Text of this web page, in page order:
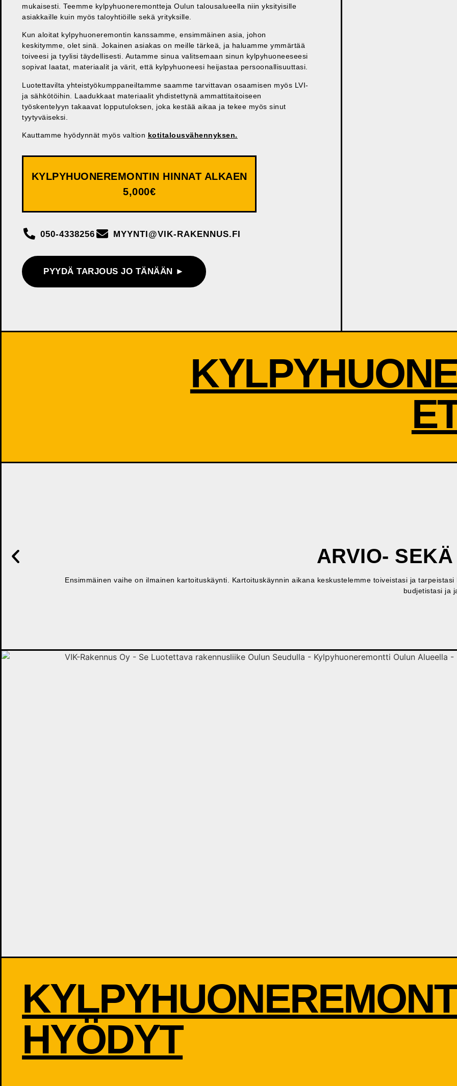
mukaisesti. Teemme kylpyhuoneremontteja Oulun talousalueella niin yksityisille
asiakkaille kuin myös taloyhtiöille sekä yrityksille.
Kun aloitat kylpyhuoneremontin kanssamme, ensimmäinen asia, johon
keskitymme, olet sinä. Jokainen asiakas on meille tärkeä, ja haluamme ymmärtää
toiveesi ja tyylisi täydellisesti. Autamme sinua valitsemaan sinun kylpyhuoneeseesi
sopivat laatat, materiaalit ja värit, että kylpyhuoneesi heijastaa persoonallisuuttasi.
Luotettavilta yhteistyökumppaneiltamme saamme tarvittavan osaamisen myös LVI-
ja sähkötöihin. Laadukkaat materiaalit yhdistettynä ammattitaitoiseen
työskentelyyn takaavat lopputuloksen, joka kestää aikaa ja tekee myös sinut
tyytyväiseksi.
Kauttamme hyödynnät myös valtion kotitalousvähennyksen.
KYLPYHUONEREMONTIN HINNAT ALKAEN
5,000€
050-4338256 MYYNTI@VIK-RAKENNUS.FI
PYYDÄ TARJOUS JO TÄNÄÄN ►
ARVIO-
Ensimmäinen vaihe on ilmainen kartoituskäynti. Kartoituskäynnin aikana keskustelemme toiveistasi ja
budjetistasi ja
HYÖDYT